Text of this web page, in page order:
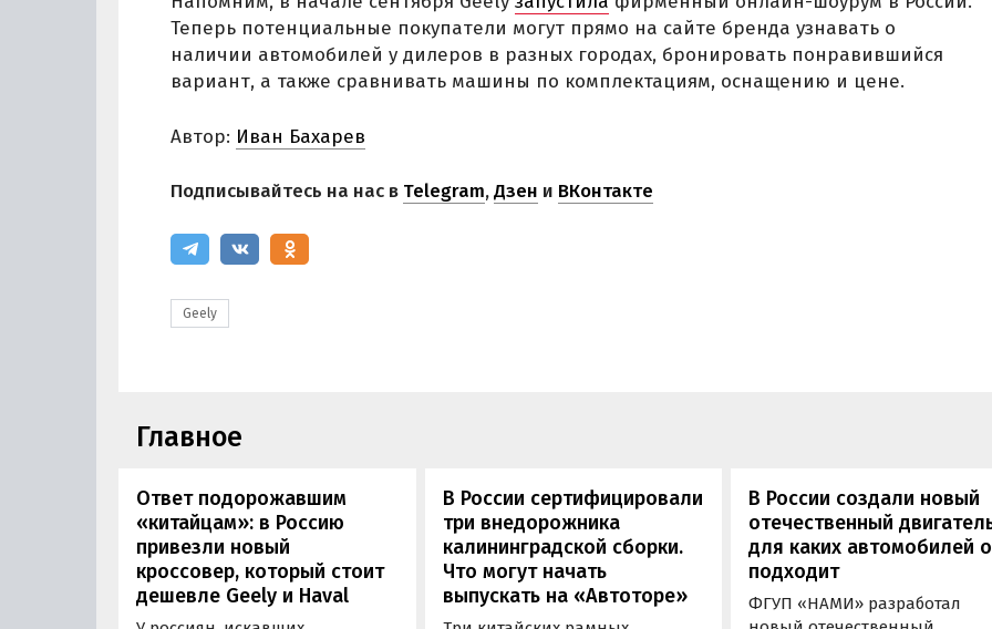
Теперь потенциальные покупатели могут прямо на сайте бренда узнавать о
наличии автомобилей у дилеров в разных городах, бронировать понравившийся
вариант, а также сравнивать машины по комплектациям, оснащению и цене.
Автор: Иван Бахарев
Подписывайтесь на нас в Telegram,Дзен и ВКонтакте
Geely
Главное
Ответ подорожавшим
«китайцам»: в Россию
привезли новый
кроссовер, который стоит
дешевле Geely и Haval
В России сертифицировали
три внедорожника
калининградской сборки.
Что могут начать
выпускать на «Автоторе»
В России создали новый
отечественный
для каких автомобилей
подходит
ФГУП «НАМИ» разработал